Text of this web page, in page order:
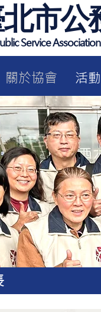
市公
Service
關於協會 活